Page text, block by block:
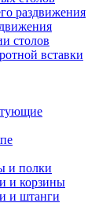
раздвижения
столов
вставки
и полки
и корзины
и штанги